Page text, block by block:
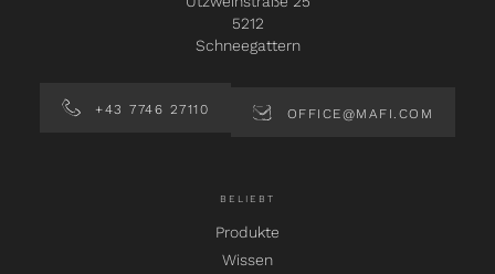
5212
Schneegattern
+43 7746 27110 OFFICE@MAFI.COM
BELIEBT
Produkte
Wissen